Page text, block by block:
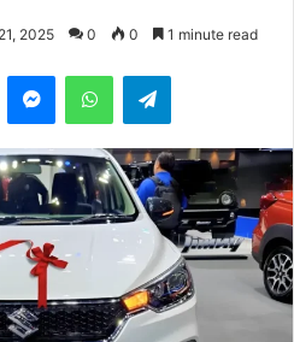
2025 0 0 1 minute read
MessengerWhatsAppTelegram